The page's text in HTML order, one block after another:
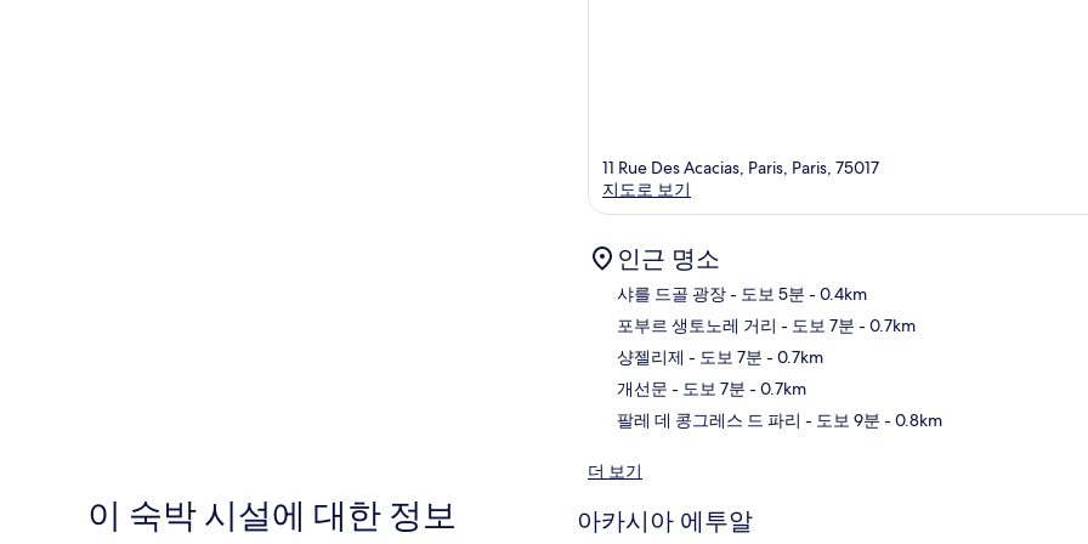
11 Rue Des Acacias, Paris, Paris, 75017
지도로 보기
인근 명소
샤를 드골 광장- 도보 5분 - 0.4km
포부르 생토노레 거리 - 도보 7분 - 0.7km
샹젤리제 - 도보 7분 - 0.7km
개선문 - 도보 7분 - 0.7km
팔레 데 콩그레스 드 파리 - 도보 9분 - 0.8km
더 보기
이 숙박 시설에 대한 정보 아카시아 에투알